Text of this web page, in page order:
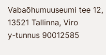
Vabaõhumuuseumi tee 12,
13521 Tallinna, Viro
y-tunnus 90012585